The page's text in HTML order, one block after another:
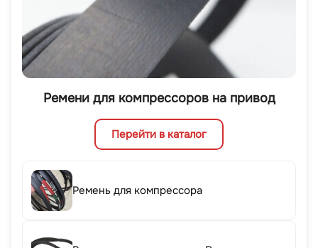
Ремени для компрессоров на привод
Перейти в каталог
Ремень для компрессора